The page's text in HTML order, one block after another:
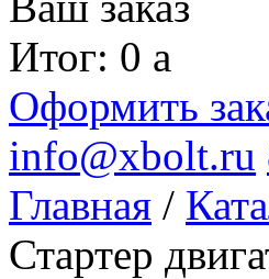
Итог: 0 a
Оформить
info@xbolt.ru
Главная /
Стартер